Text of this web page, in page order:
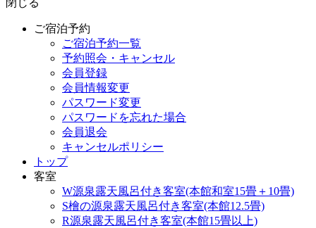
閉じる
ご宿泊予約
ご宿泊予約一覧
予約照会・キャンセル
会員登録
会員情報変更
パスワード変更
パスワードを忘れた場合
会員退会
キャンセルポリシー
トップ
客室
W源泉露天風呂付き客室(本館和室15畳＋10畳)
S檜の源泉露天風呂付き客室(本館12.5畳)
R源泉露天風呂付き客室(本館15畳以上)